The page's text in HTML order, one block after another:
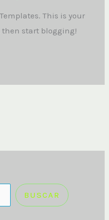
This is your
then start blogging!
BUSCAR